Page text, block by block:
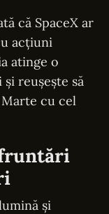
că SpaceX ar
acțiuni
atinge o
reușește să
cu cel
și